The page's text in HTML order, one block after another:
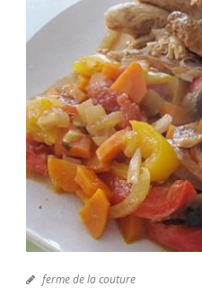
ferme de la couture